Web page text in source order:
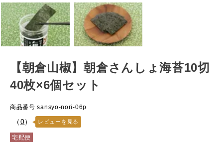
【朝倉山椒】朝倉さんしょ海苔10切
40枚×6個セット
商品番号 sansyo-nori-06p
（0） レビューを見る
宅配便